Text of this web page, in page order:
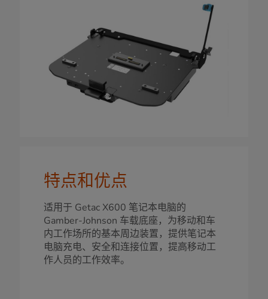
特点和优点
适用于 Getac X600 笔记本电脑的
Gamber-Johnson 车载底座，为移动和车
内工作场所的基本周边装置，提供笔记本
电脑充电、安全和连接位置，提高移动工
作人员的工作效率。